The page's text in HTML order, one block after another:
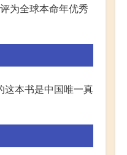
为全球本命年优秀
这本书是中国唯一真